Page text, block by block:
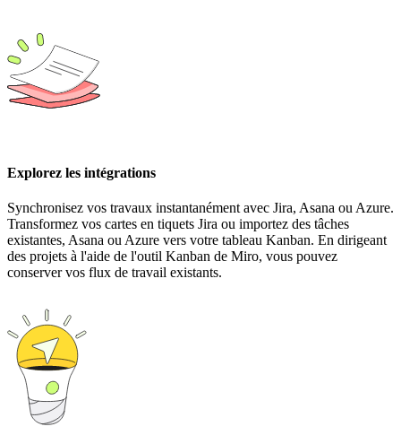
Explorez les intégrations
Synchronisez vos travaux instantanément avec Jira, Asana ou Azure.
Transformez vos cartes en tiquets Jira ou importez des tâches
existantes, Asana ou Azure vers votre tableau Kanban. En dirigeant
des projets à l'aide de l'outil Kanban de Miro, vous pouvez
conserver vos flux de travail existants.